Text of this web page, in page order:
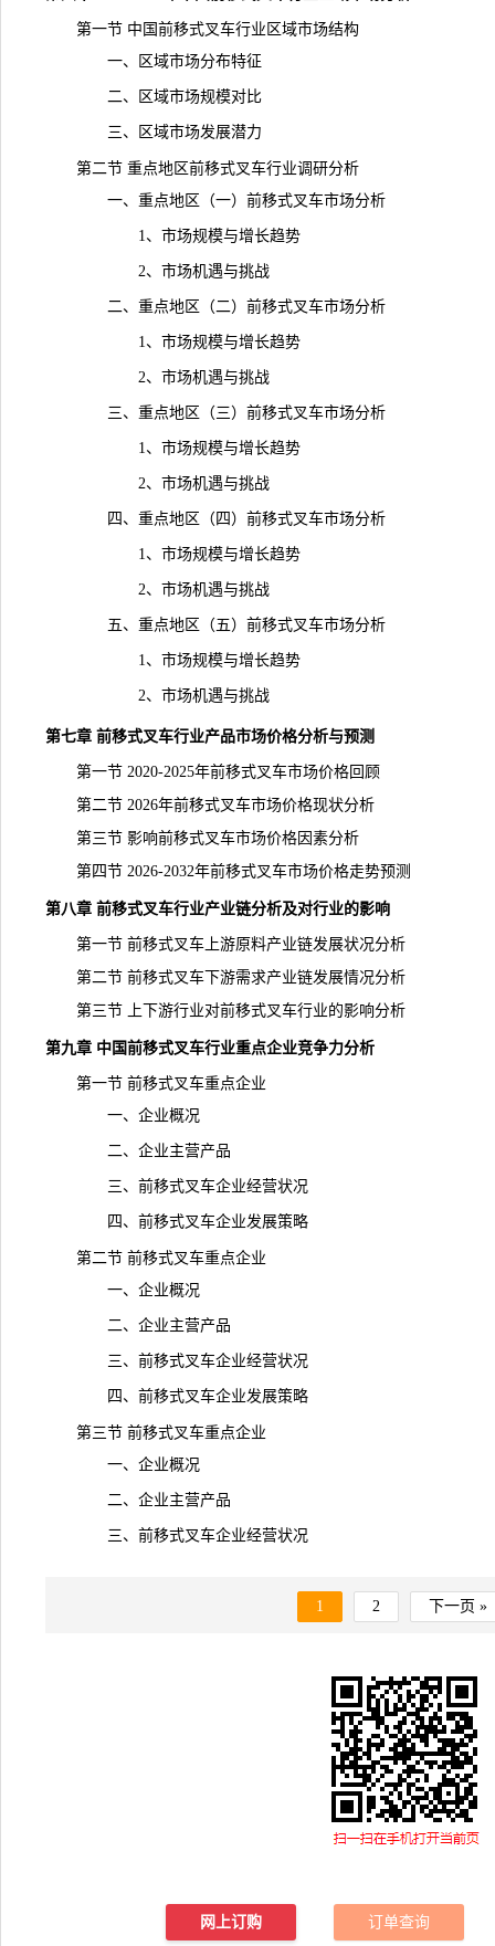
第一节 中国前移式叉车行业区域市场结构
一、区域市场分布特征
二、区域市场规模对比
三、区域市场发展潜力
第二节 重点地区前移式叉车行业调研分析
一、重点地区（一）前移式叉车市场分析
1、市场规模与增长趋势
2、市场机遇与挑战
二、重点地区（二）前移式叉车市场分析
1、市场规模与增长趋势
2、市场机遇与挑战
三、重点地区（三）前移式叉车市场分析
1、市场规模与增长趋势
2、市场机遇与挑战
四、重点地区（四）前移式叉车市场分析
1、市场规模与增长趋势
2、市场机遇与挑战
五、重点地区（五）前移式叉车市场分析
1、市场规模与增长趋势
2、市场机遇与挑战
第七章 前移式叉车行业产品市场价格分析与预测
第一节 2020-2025年前移式叉车市场价格回顾
第二节 2026年前移式叉车市场价格现状分析
第三节 影响前移式叉车市场价格因素分析
第四节 2026-2032年前移式叉车市场价格走势预测
第八章 前移式叉车行业产业链分析及对行业的影响
第一节 前移式叉车上游原料产业链发展状况分析
第二节 前移式叉车下游需求产业链发展情况分析
第三节 上下游行业对前移式叉车行业的影响分析
第九章 中国前移式叉车行业重点企业竞争力分析
第一节 前移式叉车重点企业
一、企业概况
二、企业主营产品
三、前移式叉车企业经营状况
四、前移式叉车企业发展策略
第二节 前移式叉车重点企业
一、企业概况
二、企业主营产品
三、前移式叉车企业经营状况
四、前移式叉车企业发展策略
第三节 前移式叉车重点企业
一、企业概况
二、企业主营产品
三、前移式叉车企业经营状况
1 2 下一页 »
网上订购 订单查询